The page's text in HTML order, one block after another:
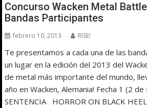
Concurso Wacken Metal
Bandas Participantes
febrero 10, 2013 RISE!
Te presentamos a cada una de las
un lugar en la edición del 2013 del
de metal más importante del mundo,
año en Wacken, Alemania! Fecha 1 (2
SENTENCIA HORROR ON BLACK